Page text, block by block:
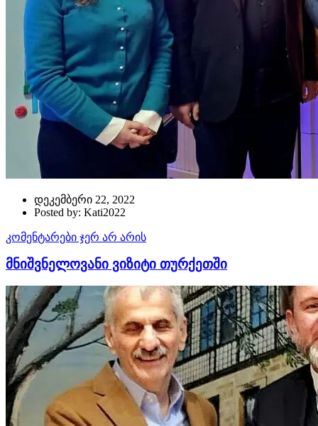
დეკემბერი 22, 2022
Posted by: Kati2022
კომენტარები ჯერ არ არის
მნიშვნელოვანი ვიზიტი თურქეთში